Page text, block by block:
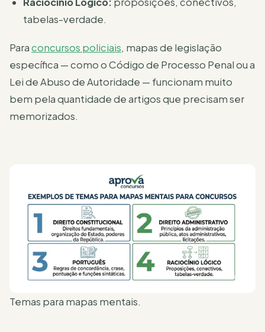
tabelas-verdade.
Paraconcursos policiais, mapas de legislação
específica — como o Código de Processo Penal ou a
Lei de Abuso de Autoridade — funcionam muito
bem pela quantidade de artigos que precisam ser
memorizados.
Temas para mapas mentais.